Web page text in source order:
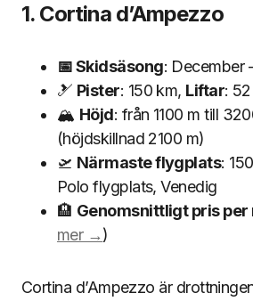
1. Cortina d’Ampezzo
📅 Skidsäsong: December
🎿 Pister: 150 km, Liftar: 52
🏔 Höjd: från 1100 m till
(höjdskillnad 2100 m)
🛫 Närmaste flygplats:
Polo flygplats, Venedig
🏨 Genomsnittligt pris per
mer →)
Cortina d’Ampezzo är